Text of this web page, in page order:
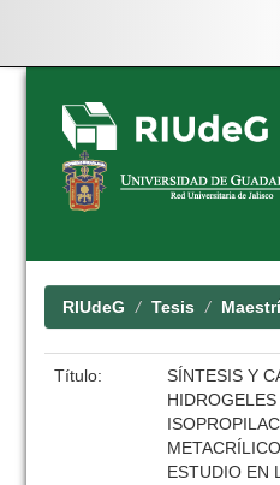
Skip
navigation
RIUdeG Tesis
Título:
SÍNTESIS Y
ESTUDIO EN